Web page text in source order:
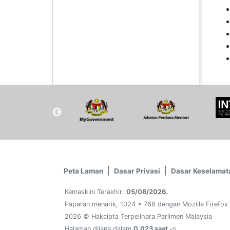
Peta Laman Dasar Privasi Dasar
Kemaskini Terakhir: 05/08/2026.
Paparan menarik, 1024 x 768 dengan Mozilla
2026 © Hakcipta Terpelihara Parlimen Malaysia